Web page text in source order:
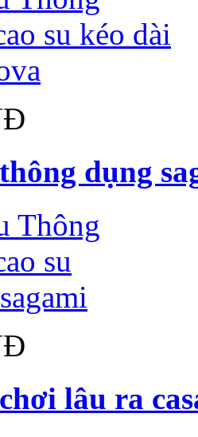
dụng
lâu ra